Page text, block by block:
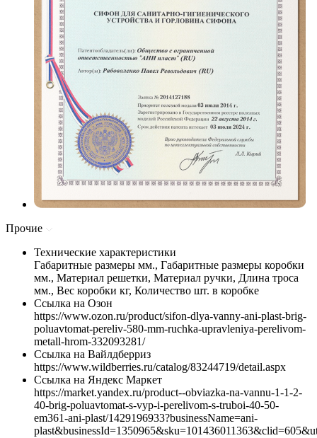
Прочие
Технические характеристики
Габаритные размеры мм., Габаритные размеры коробки
мм., Материал решетки, Материал ручки, Длина троса
мм., Вес коробки кг, Количество шт. в коробке
Ссылка на Озон
https://www.ozon.ru/product/sifon-dlya-vanny-ani-plast-brig-
poluavtomat-pereliv-580-mm-ruchka-upravleniya-perelivom-
metall-hrom-332093281/
Ссылка на Вайлдберриз
https://www.wildberries.ru/catalog/83244719/detail.aspx
Ссылка на Яндекс Маркет
https://market.yandex.ru/product--obviazka-na-vannu-1-1-2-
40-brig-poluavtomat-s-vyp-i-perelivom-s-truboi-40-50-
em361-ani-plast/1429196933?businessName=ani-